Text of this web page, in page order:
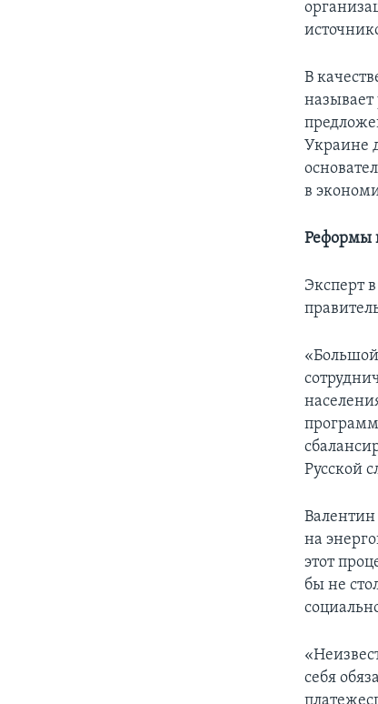
В
называет
Украине
в
Реформы
Эксперт
«Большой
Русской
на
этот
бы не
себя